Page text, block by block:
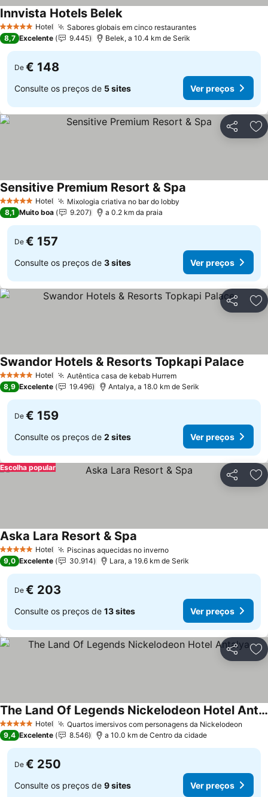
5 Estrelas Hotel Sabores globais em cinco restaurantesVer preços
Innvista Hotels BelekVer preços
8,7 Excelente 9.445 Belek, a 10.4 km de Serik
De € 148
Consulte os preços de 5 sites Ver preços
Partilhar
5 Estrelas Hotel Mixologia criativa no bar do lobby
Sensitive Premium Resort & Spa
8,1 Muito boa 9.207 a 0.2 km da praia
De € 157
Consulte os preços de 3 sites Ver preços
Partilhar
5 Estrelas Hotel Autêntica casa de kebab HurremVer preços
Swandor Hotels & Resorts Topkapi Palace
8,9 Excelente 19.496 Antalya, a 18.0 km de Serik
De € 159
Consulte os preços de 2 sites Ver preços
Partilhar
Escolha popular
5 Estrelas Hotel Piscinas aquecidas no invernoVer preços
Aska Lara Resort & Spa
9,0 Excelente 30.914 Lara, a 19.6 km de Serik
De € 203
Consulte os preços de 13 sites Ver preços
Partilhar
5 Estrelas Hotel Quartos imersivos com personagens da Nickelodeon
The Land Of Legends Nickelodeon Hotel Antalya
Ver preços
9,4 Excelente 8.546 a 10.0 km de Centro da cidade
De € 250
Consulte os preços de 9 sites Ver preços